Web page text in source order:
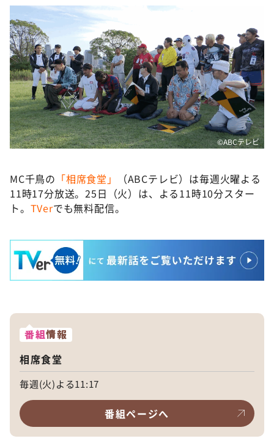
©ABCテレビ
MC千鳥の 「相席食堂」
（ABCテレビ）は毎週火曜よる
11時17分放送。25日（火）は、よる11時10分スター
ト。 TVerでも無料配信。
番組情報
相席食堂
毎週(火)よる11:17
番組ページへ